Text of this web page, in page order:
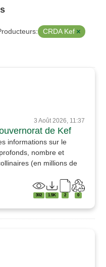
CRDA Kef
3 Août 2026, 11:37
de Kef
informations sur le
nombre et
(en millions de
302 1.5K 2 0